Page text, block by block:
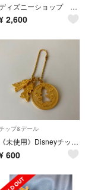
ディズニーショップ サクラSAKURA2023 チップとデール ぬいぐるみ
2,600
ップ&デール
《未使用》Disneyチップ＆デール メダルボールチェーンキーホルダー
600